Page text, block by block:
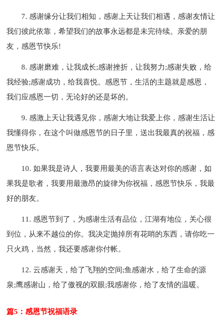
7. 感谢缘分让我们相知，感谢上天让我们相遇，感谢友情让
我们彼此依靠，希望我们的故事永远都是未完待续。亲爱的朋
友，感恩节快乐!
8. 感谢磨难，让我成长;感谢挫折，让我努力;感谢失败，给
我经验;感谢成功，给我喜悦。感恩节，生活的主题就是感恩，
我们应感恩一切，无论好的还是坏的。
9. 感激上天让我遇见你，感谢大地让我爱上你，感谢生活让
我懂得你，在这个叫做感恩节的日子里，送出我最真的祝福，感
恩节快乐。
10. 如果我是诗人，我要用最美的语言表达对你的感谢，如
果我是歌者，我要用最激昂的旋律为你祝福，感恩节快乐，我最
好的朋友。
11. 感恩节到了，为感谢生活有品位，江湖有地位，关心很
到位，从来不越位的你。我决定抛掉所有花哨的东西，请你吃一
只火鸡，当然，我还要感谢你付帐。
12. 云感谢天，给了飞翔的空间;鱼感谢水，给了生命的源
泉;鹰感谢山，给了傲视的双眼;我感谢你，给了友情的温暖。
篇5：感恩节祝福语录